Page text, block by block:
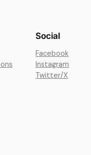
Social
Facebook
Instagram
Twitter/X